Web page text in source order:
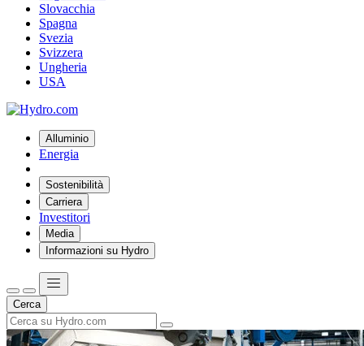
Slovacchia
Spagna
Svezia
Svizzera
Ungheria
USA
Alluminio
Energia
Sostenibilità
Carriera
Investitori
Media
Informazioni su Hydro
Cerca